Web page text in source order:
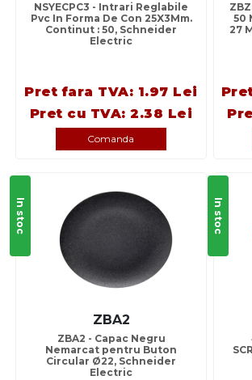
NSYECPC3 - Intrari Reglabile
Pvc In Forma De Con 25X3Mm.
Continut : 50, Schneider
Electric
Pret fara TVA: 1.97 Lei
Pret cu TVA: 2.38 Lei
Comanda
50
27
In stoc
ZBA2
ZBA2 - Capac Negru
Nemarcat pentru Buton
Circular Ø22, Schneider
Electric
In stoc